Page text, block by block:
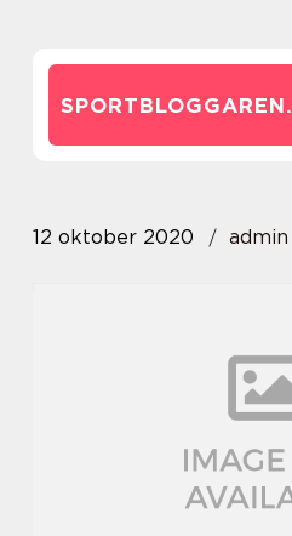
SPORTBLOGGAREN.
12 oktober 2020 admin